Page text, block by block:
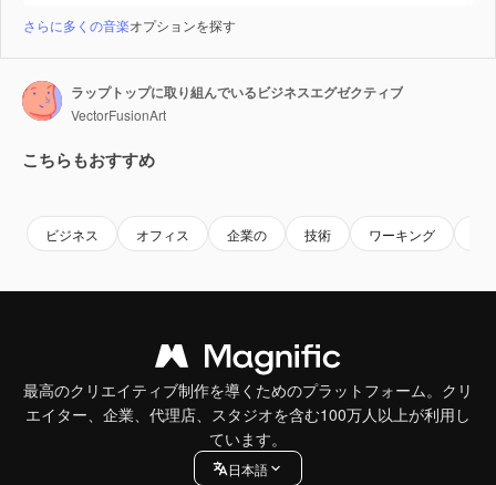
さらに多くの音楽オプションを探す
ラップトップに取り組んでいるビジネスエグゼクティブ
VectorFusionArt
こちらもおすすめ
ビジネス オフィス 企業の 技術 ワーキング
最高のクリエイティブ制作を導くためのプラットフォーム。クリ
エイター、企業、代理店、スタジオを含む100万人以上が利用し
ています。
日本語